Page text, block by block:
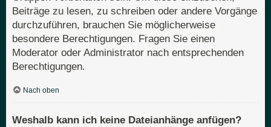
Beiträge zu lesen, zu schreiben oder andere Vorgänge
durchzuführen, brauchen Sie möglicherweise
besondere Berechtigungen. Fragen Sie einen
Moderator oder Administrator nach entsprechenden
Berechtigungen.
Nach oben
Weshalb kann ich keine Dateianhänge anfügen?